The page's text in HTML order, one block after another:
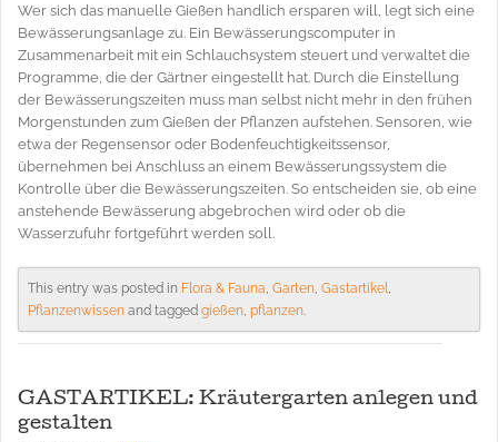
Wer sich das manuelle Gießen handlich ersparen will, legt sich eine
Bewässerungsanlage zu. Ein Bewässerungscomputer in
Zusammenarbeit mit ein Schlauchsystem steuert und verwaltet die
Programme, die der Gärtner eingestellt hat. Durch die Einstellung
der Bewässerungszeiten muss man selbst nicht mehr in den frühen
Morgenstunden zum Gießen der Pflanzen aufstehen. Sensoren, wie
etwa der Regensensor oder Bodenfeuchtigkeitssensor,
übernehmen bei Anschluss an einem Bewässerungssystem die
Kontrolle über die Bewässerungszeiten. So entscheiden sie, ob eine
anstehende Bewässerung abgebrochen wird oder ob die
Wasserzufuhr fortgeführt werden soll.
This entry was posted in Flora & Fauna, Garten, Gastartikel,
Pflanzenwissen and tagged gießen, pflanzen.
GASTARTIKEL: Kräutergarten anlegen und
gestalten